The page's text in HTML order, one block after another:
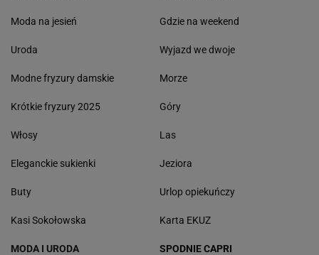
Moda na jesień
Uroda
Modne fryzury damskie
Krótkie fryzury 2025
Włosy
Eleganckie sukienki
Buty
Kasi Sokołowska
Gdzie na weekend
Wyjazd we dwoje
Morze
Góry
Las
Jeziora
Urlop opiekuńczy
Karta EKUZ
MODA I URODA SPODNIE CAPRI